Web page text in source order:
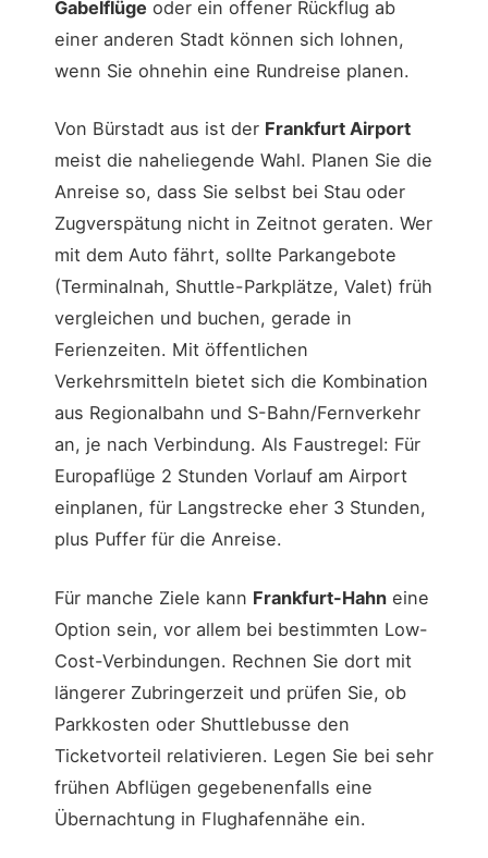
Gabelflüge oder ein offener Rückflug ab
einer anderen Stadt können sich lohnen,
wenn Sie ohnehin eine Rundreise planen.
Von Bürstadt aus ist der Frankfurt Airport
meist die naheliegende Wahl. Planen Sie die
Anreise so, dass Sie selbst bei Stau oder
Zugverspätung nicht in Zeitnot geraten. Wer
mit dem Auto fährt, sollte Parkangebote
(Terminalnah, Shuttle-Parkplätze, Valet) früh
vergleichen und buchen, gerade in
Ferienzeiten. Mit öffentlichen
Verkehrsmitteln bietet sich die Kombination
aus Regionalbahn und S-Bahn/Fernverkehr
an, je nach Verbindung. Als Faustregel: Für
Europaflüge 2 Stunden Vorlauf am Airport
einplanen, für Langstrecke eher 3 Stunden,
plus Puffer für die Anreise.
Für manche Ziele kann Frankfurt-Hahn eine
Option sein, vor allem bei bestimmten Low-
Cost-Verbindungen. Rechnen Sie dort mit
längerer Zubringerzeit und prüfen Sie, ob
Parkkosten oder Shuttlebusse den
Ticketvorteil relativieren. Legen Sie bei sehr
frühen Abflügen gegebenenfalls eine
Übernachtung in Flughafennähe ein.